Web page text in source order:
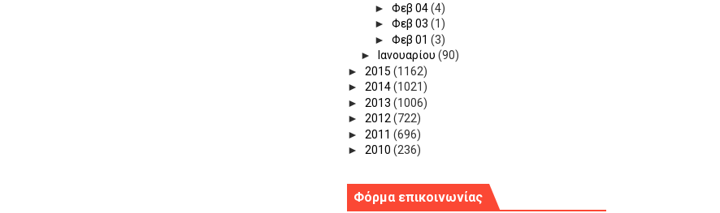
►Φεβ 04(4)
►Φεβ 03(1)
►Φεβ 01(3)
►
Ιανουαρίου(90)
► 2015 (1162)
► 2014(1021)
► 2013 (1006)
► 2012(722)
► 2011 (696)
► 2010 (236)
Φόρμα επικοινωνίας